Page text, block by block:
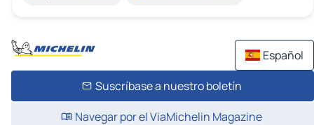
Español
Suscríbase a nuestro boletín
Navegar por el ViaMichelin Magazine